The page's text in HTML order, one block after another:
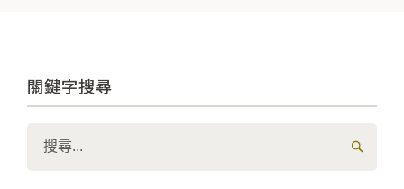
關鍵字搜尋